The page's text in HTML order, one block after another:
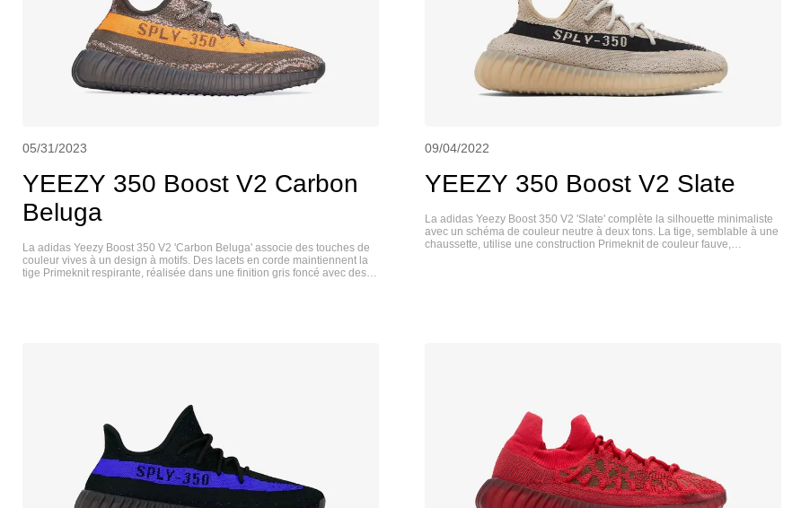
05/31/2023
YEEZY 350 Boost V2 Carbon
Beluga
La adidas Yeezy Boost 350 V2 'Carbon Beluga' associe des touches de
couleur vives à un design à motifs. Des lacets en corde maintiennent la
tige Primeknit respirante, réalisée dans une finition gris foncé avec des
09/04/2022
YEEZY 350 Boost V2 Slate
La adidas Yeezy Boost 350 V2 'Slate' complète la silhouette minimaliste
avec un schéma de couleur neutre à deux tons. La tige, semblable à une
chaussette, utilise une construction Primeknit de couleur fauve,